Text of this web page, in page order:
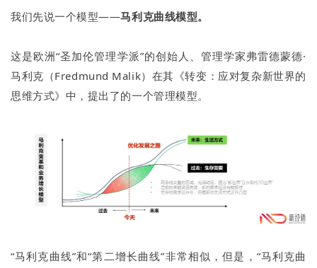
我们先说一个模型——马利克曲线模型。
这是欧洲“圣加伦管理学派”的创始人、管理学家弗雷德蒙德·
马利克（Fredmund Malik）在其《转变：应对复杂新世界的
思维方式》中，提出了的一个管理模型。
“马利克曲线”和“第二增长曲线”非常相似，但是，“马利克曲